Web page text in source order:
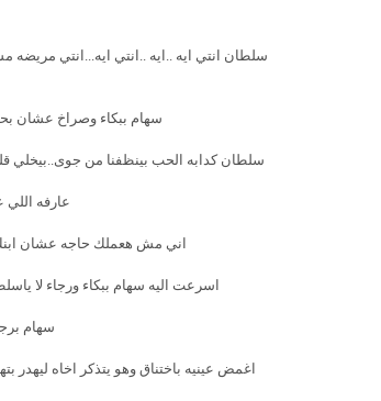
سلطان انتي ايه ..ايه ..انتي ايه...انتي
سهام ببكاء وصراخ عشان
سلطان كدابه الحب بينظفنا من جوى..بيخلي
عارفه اللي
اني مش هعملك حاجه عشان
اسرعت اليه سهام ببكاء ورجاء لا
سهام
اغمض عينيه باختناق وهو يتذكر اخاه ليهدر